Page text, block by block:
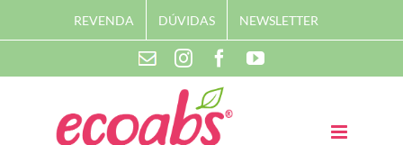
REVENDA DÚVIDAS NEWSLETTER
ContatoInstagramFacebookYouTube